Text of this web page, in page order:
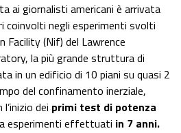
ai giornalisti americani è arrivata
coinvolti negli esperimenti svolti
Facility (Nif) del Lawrence
la più grande struttura di
in un edificio di 10 piani su quasi 2
del confinamento inerziale,
dei primi test di potenza
esperimenti effettuati in 7 anni.